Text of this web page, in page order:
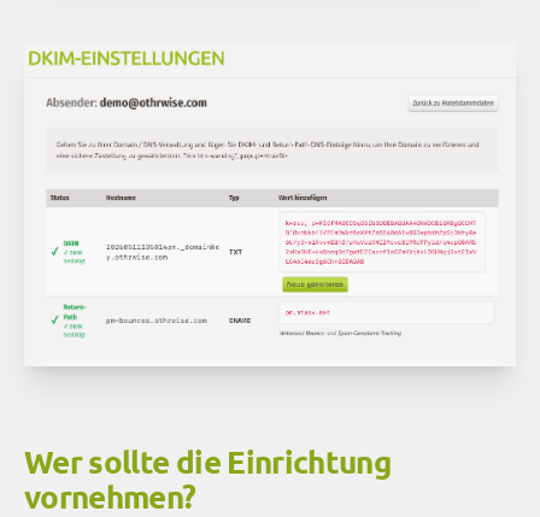
Wer sollte die Einrichtung
vornehmen?